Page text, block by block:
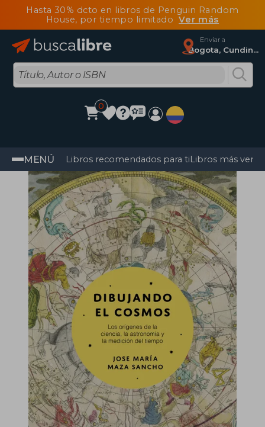
Hasta 30% dcto en libros de Penguin Random
House, por tiempo limitadoVer más
Enviar a
Bogota, Cundinamarca
0
MENÚ Libros recomendados para tiLibros más